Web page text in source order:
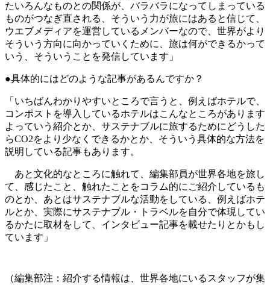
たいろんなものとの関係が、バラバラになってしまっている
ものがつなぎ直される、そういう力が旅にはあると信じて、
ウエブメディアを運営しているメンバーなので、世界がより
そういう方向に向かっていくために、旅は何ができるかって
いう、そういうことを発信しています」
●具体的にはどのような記事があるんですか？
「いちばんわかりやすいところで言うと、例えばホテルで、
コンポストを導入しているホテルはこんなところがあります
よっていう紹介とか、サステナブルに旅するためにどうした
らCO2をより少なくできるかとか、そういう具体的な方法を
説明している記事もあります。
あと文化的なところに触れて、編集部員が世界各地を旅し
て、感じたこと、触れたことをコラム的にご紹介しているも
のとか、あとはサステナブルな活動をしている、例えばホテ
ルとか、実際にサステナブル・トラベルを自分で体現してい
るかたに取材をして、インタビュー記事を載せたりとかもし
ています」
（編集部注：紹介する情報は、世界各地にいるスタッフが集